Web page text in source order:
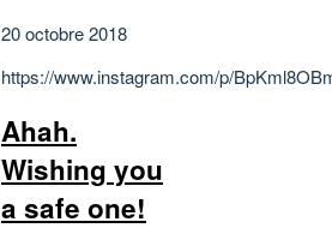
20 octobre 2018
https://www.instagram.com/p/
Ahah.
Wishing you
a safe one!